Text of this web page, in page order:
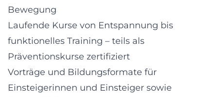
Bewegung
Laufende Kurse von Entspannung bis
funktionelles Training – teils als
Präventionskurse zertifiziert
Vorträge und Bildungsformate für
Einsteigerinnen und Einsteiger sowie